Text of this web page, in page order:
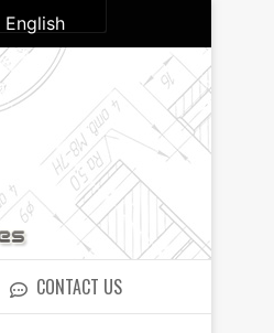
English
CONTACT US